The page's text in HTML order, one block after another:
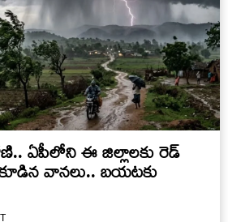
ఏపీలోని ఈ జిల్లాలకు రెడ్‌
కూడిన వానలు.. బయటకు